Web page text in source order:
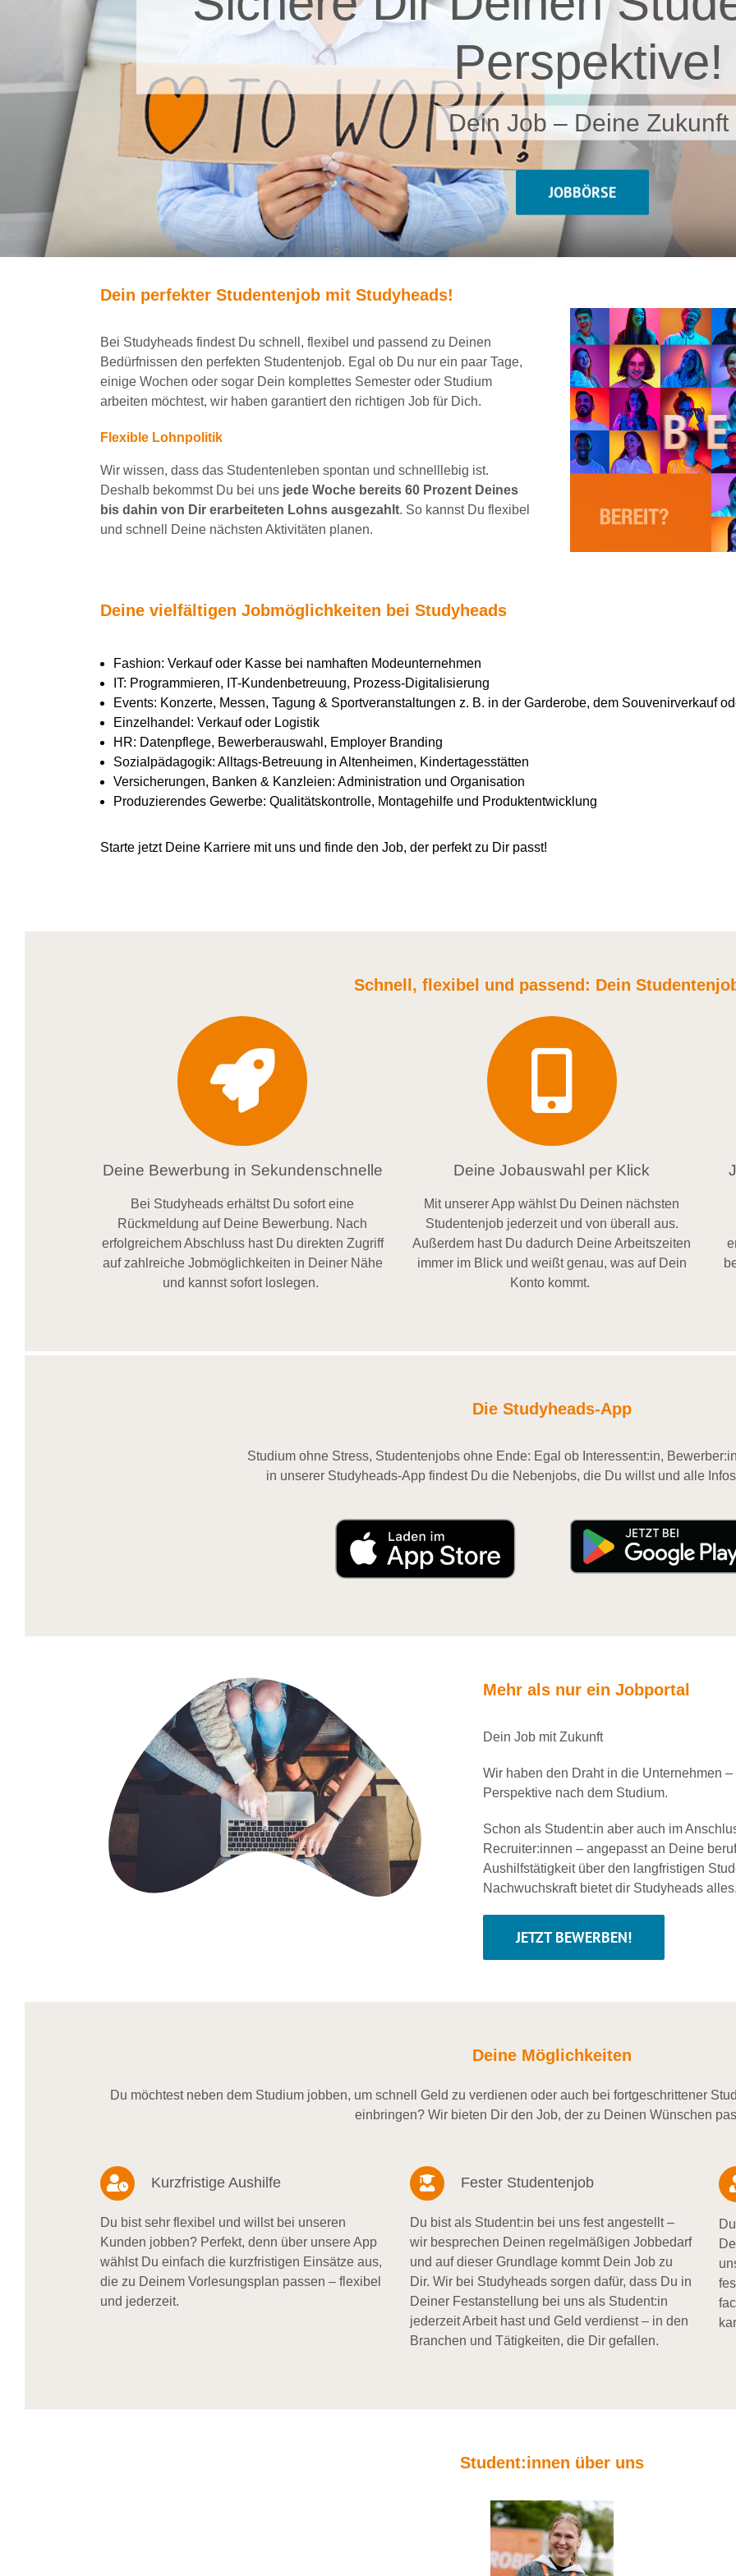
Perspektive!
Dein Job – Deine Zukunft
JOBBÖRSE
Dein perfekter Studentenjob mit Studyheads!
Bei Studyheads findest Du schnell, flexibel und passend zu Deinen
Bedürfnissen den perfekten Studentenjob. Egal ob Du nur ein paar Tage,
einige Wochen oder sogar Dein komplettes Semester oder Studium
arbeiten möchtest, wir haben garantiertden richtigen Job für Dich.
Flexible Lohnpolitik
Wir wissen, dass das Studentenleben spontan und schnelllebig ist.
Deshalb bekommst Du bei uns jede Woche bereits 60 Prozent Deines
bis dahin von Dir erarbeiteten Lohns ausgezahlt. So kannst Du flexibel
und schnell Deine nächsten Aktivitäten planen.
Deine vielfältigen Jobmöglichkeiten bei Studyheads
Fashion: Verkauf oder Kasse bei namhaften Modeunternehmen
IT: Programmieren, IT-Kundenbetreuung, Prozess-Digitalisierung
Events: Konzerte, Messen, Tagung & Sportveranstaltungen z. B. in der Garderobe, dem Souvenirverkauf
Einzelhandel: Verkauf oder Logistik
HR: Datenpflege, Bewerberauswahl, Employer Branding
Sozialpädagogik: Alltags-Betreuung in Altenheimen, Kindertagesstätten
Versicherungen, Banken & Kanzleien: Administration und Organisation
Produzierendes Gewerbe: Qualitätskontrolle, Montagehilfe und Produktentwicklung
Starte jetzt Deine Karrieremit uns und finde den Job, der perfekt zu Dir passt!
Schnell, flexibel und passend: Dein Student
Deine Bewerbung in Sekundenschnelle
Bei Studyheads erhältst Du sofort eine
Rückmeldung auf Deine Bewerbung. Nach
erfolgreichem Abschluss hast Du direkten Zugriff
auf zahlreiche Jobmöglichkeiten in Deiner Nähe
und kannst sofort loslegen.
Deine Jobauswahl per Klick
Mit unserer App wählst Du Deinen nächsten
Studentenjob jederzeit und von überall aus.
Außerdem hast Du dadurch Deine Arbeitszeiten
immer imBlick und weißtgenau, was auf Dein
Konto kommt.
Die Studyheads-App
Studium ohne Stress, Studentenjobs ohne Ende: Egal ob Interessent:in,
in unserer Studyheads-App findest Du die Nebenjobs, die Du willst und alle
Mehr als nur ein Jobportal
Dein Job mit Zukunft
Wir haben den Draht in die Unternehmen
Perspektive nach dem Studium.
Schon als Student:in aber auch im
Recruiter:innen – angepasst an Deine
Aushilfstätigkeit über den langfristigen
Nachwuchskraft bietet dir Studyheads
JETZT BEWERBEN!
Deine Möglichkeiten
Du möchtest neben dem Studium jobben, um schnell Geld zu verdienen oder auch bei fortgeschrittener
einbringen? Wir bieten Dir den Job, der zu Deinen Wünschen
Kurzfristige Aushilfe
Du bist sehr flexibel und willst bei unseren
Kunden jobben? Perfekt, denn über unsere App
wählst Du einfach die kurzfristigen Einsätze aus,
die zu Deinem Vorlesungsplan passen – flexibel
und jederzeit.
Fester Studentenjob
Du bist als Student:in bei uns fest angestellt –
wir besprechen Deinen regelmäßigen Jobbedarf
und auf dieser Grundlage kommt Dein Job zu
Dir. Wir bei Studyheads sorgen dafür, dass Du in
Deiner Festanstellung bei uns als Student:in
jederzeit Arbeit hast und Geld verdienst – in den
Branchen und Tätigkeiten, die Dir gefallen.
Student:innen über uns